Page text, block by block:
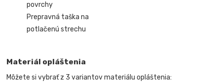
povrchy
Prepravná taška na
potlačenú strechu
Materiál opláštenia
Môžete si vybrať z 3 variantov materiálu opláštenia: